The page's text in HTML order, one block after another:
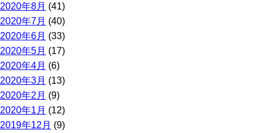
2020年8月 (41)
2020年7月 (40)
2020年6月 (33)
2020年5月 (17)
2020年4月 (6)
2020年3月 (13)
2020年2月 (9)
2020年1月 (12)
2019年12月 (9)